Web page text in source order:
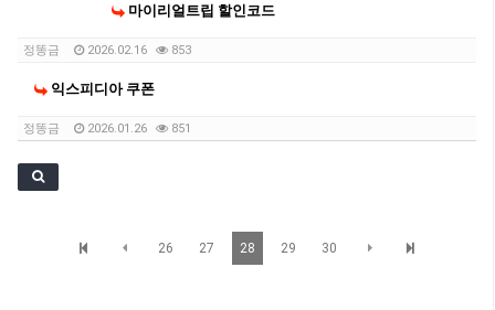
마이리얼트립 할인코드
정똥금 2026.02.16 853
익스피디아 쿠폰
정똥금 2026.01.26 851
26 27 28 29 30